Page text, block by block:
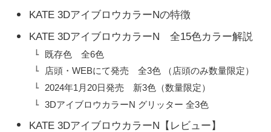
KATE 3DアイブロウカラーNの特徴
KATE 3DアイブロウカラーN 全15色カラー解説
既存色 全6色
店頭・WEBにて発売 全3色 （店頭のみ数量限定）
2024年1月20日発売 新3色（数量限定）
3DアイブロウカラーN グリッター 全3色
KATE 3DアイブロウカラーN【レビュー】